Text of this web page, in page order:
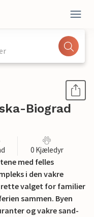
Biograd
0 Kjæledyr
med felles
i den vakre
rette valget for familier
sammen. Byen
og vakre sand-